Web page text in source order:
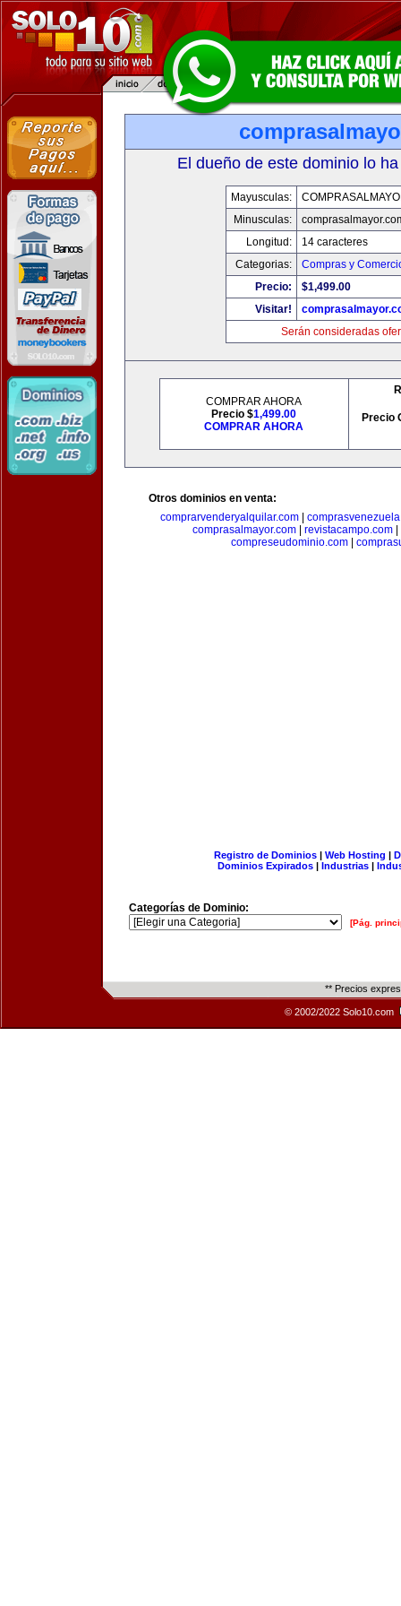
El dueño de este dominio lo
Mayusculas:
Minusculas:
Longitud:
14 caracteres
Categorias:
Compras y
Precio:
$1,499.00
Visitar!
Serán consideradas
COMPRAR AHORA
Precio $1,499.00
COMPRAR AHORA
Precio
Otros dominios en venta:
comprarvenderyalquilar.com|
comprasalmayor.com| revistacampo.com|
compreseudominio.com|
Registro de Dominios| Web Hosting |
Dominios Expirados | Industrias |
Categorías de Dominio:
[Pág.
** Precios
© 2002/2022 Solo10.com